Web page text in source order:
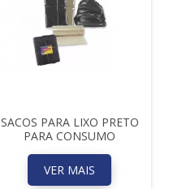
SACOS PARA LIXO PRETO
PARA CONSUMO
VER MAIS